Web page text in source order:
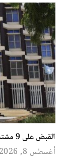
القبض على 9 مشتبه بانتمائهم لحركة الشباب في مقديشو
أغسطس 8, 2026